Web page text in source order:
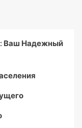
Ваш Надежный